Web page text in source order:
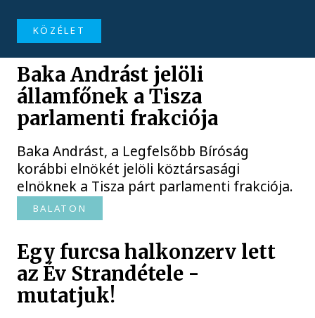
KÖZÉLET
Baka Andrást jelöli
államfőnek a Tisza
parlamenti frakciója
Baka Andrást, a Legfelsőbb Bíróság
korábbi elnökét jelöli köztársasági
elnöknek a Tisza párt parlamenti frakciója.
BALATON
Egy furcsa halkonzerv lett
az Év Strandétele -
mutatjuk!